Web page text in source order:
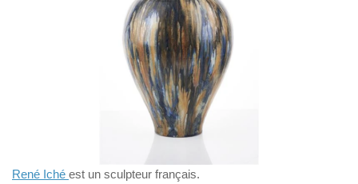
René Iché est un sculpteur français.